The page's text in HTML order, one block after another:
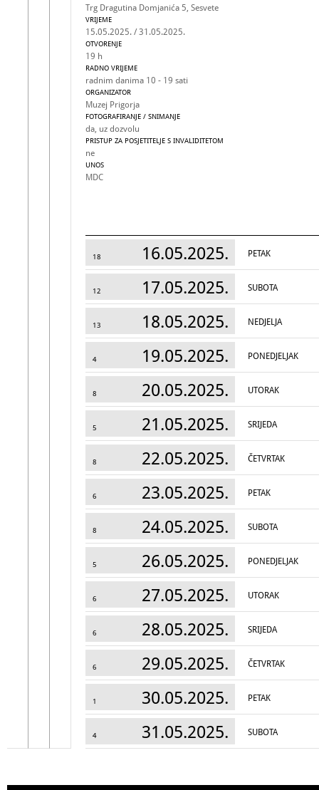
Trg Dragutina Domjanića 5, Sesvete
VRIJEME
15.05.2025. / 31.05.2025.
OTVORENJE
19 h
RADNO VRIJEME
radnim danima 10 - 19 sati
ORGANIZATOR
Muzej Prigorja
FOTOGRAFIRANJE / SNIMANJE
da, uz dozvolu
PRISTUP ZA POSJETITELJE S INVALIDITETOM
ne
UNOS
MDC
18 16.05.2025. PETAK
12 17.05.2025. SUBOTA
13 18.05.2025. NEDJELJA
4 19.05.2025. PONEDJELJAK
8 20.05.2025. UTORAK
5 21.05.2025. SRIJEDA
8 22.05.2025. ČETVRTAK
6 23.05.2025. PETAK
8 24.05.2025. SUBOTA
5 26.05.2025. PONEDJELJAK
6 27.05.2025. UTORAK
6 28.05.2025. SRIJEDA
6 29.05.2025. ČETVRTAK
1 30.05.2025. PETAK
4 31.05.2025. SUBOTA